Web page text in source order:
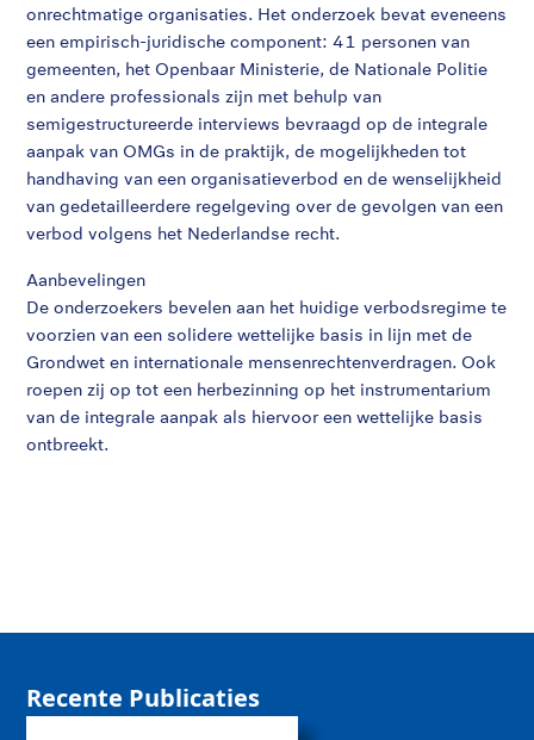
onrechtmatige organisaties. Het onderzoek bevat eveneens
een empirisch-juridische component: 41 personen van
gemeenten, het Openbaar Ministerie, de Nationale Politie
en andere professionals zijn met behulp van
semigestructureerde interviews bevraagd op de integrale
aanpak van OMGs in de praktijk, de mogelijkheden tot
handhaving van een organisatieverbod en de wenselijkheid
van gedetailleerdere regelgeving over de gevolgen van een
verbod volgens het Nederlandse recht.
Aanbevelingen
De onderzoekers bevelen aan het huidige verbodsregime te
voorzien van een solidere wettelijke basis in lijn met de
Grondwet en internationale mensenrechtenverdragen. Ook
roepen zij op tot een herbezinning op het instrumentarium
van de integrale aanpak als hiervoor een wettelijke basis
ontbreekt.
Recente Publicaties